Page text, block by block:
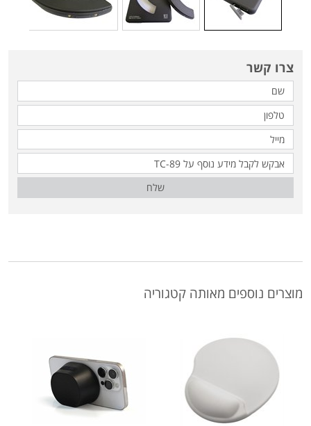
צרו קשר
שלח
מוצרים נוספים מאותה קטגוריה